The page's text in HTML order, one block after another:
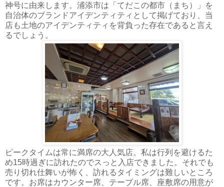
神号に由来します。浦添市は「てだこの都市（まち）」を
自治体のブランドアイデンティティとして掲げており、当
店も土地のアイデンティティを背負った存在であると言え
るでしょう。
ピークタイムは常に満席の大人気店。私は行列を避けるた
め15時過ぎに訪れたのでスっと入店できました。それでも
売り切れ仕舞いが怖く、訪れるタイミングは難しいところ
です。お席はカウンター席、テーブル席、座敷席の用意が